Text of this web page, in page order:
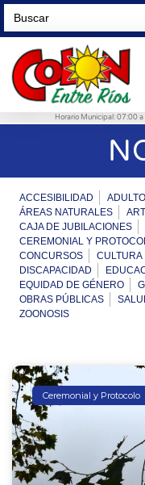
Search
for:
Horario Municipal: 07:00
ACCESIBILIDAD
ÁREAS NATURALES
CAJA DE JUBILACIONES
CEREMONIAL Y
CONCURSOS
CULTURA
DISCAPACIDAD
EQUIDAD DE GÉNERO
OBRAS PÚBLICAS
ZOONOSIS
Ceremonial y Protocolo